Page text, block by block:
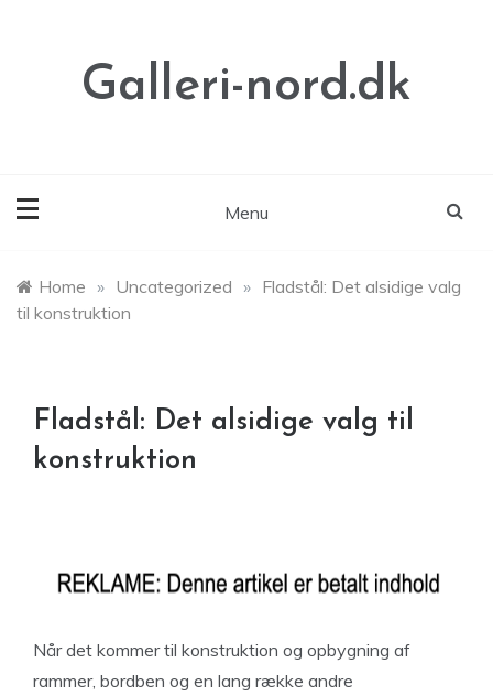
Galleri-nord.dk
Menu
Home » Uncategorized » Fladstål: Det alsidige valg
til konstruktion
Fladstål: Det alsidige valg til
konstruktion
Når det kommer til konstruktion og opbygning af
rammer, bordben og en lang række andre